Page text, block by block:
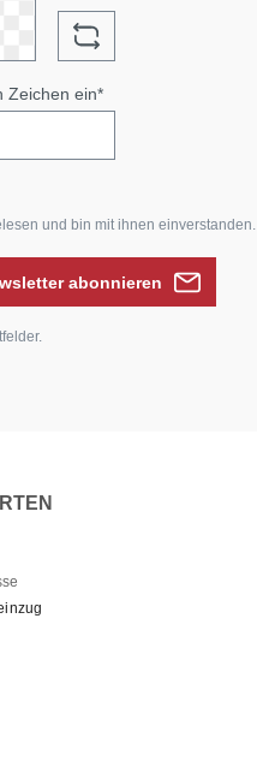
Zeichen ein*
und bin mit ihnen einverstanden.
abonnieren